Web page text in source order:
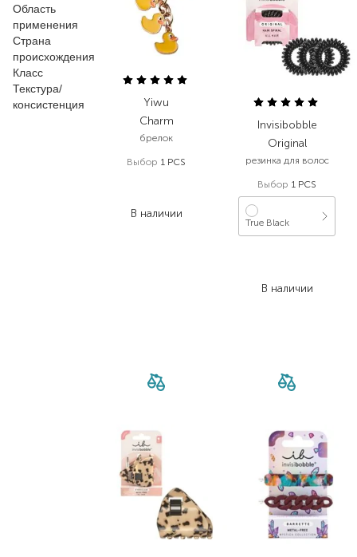
Область
применения
Страна
происхождения
Класс
Текстура/
консистенция
Yiwu
Charm
брелок
Выбор 1 PСS
В наличии
Invisibobble
Original
резинка для волос
Выбор 1 PCS
True Black
В наличии